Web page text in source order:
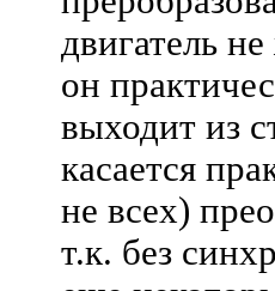
двигатель
он
выходит из
касается
не всех)
т.к. без